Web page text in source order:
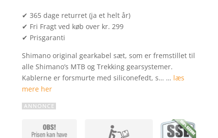
✔ 365 dage returret (ja et helt år)
✔ Fri Fragt ved køb over kr. 299
✔ Prisgaranti
Shimano original gearkabel sæt, som er fremstillet til
alle Shimano’s MTB og Trekking gearsystemer.
Kablerne er forsmurte med siliconefedt, s… … læs
mere her